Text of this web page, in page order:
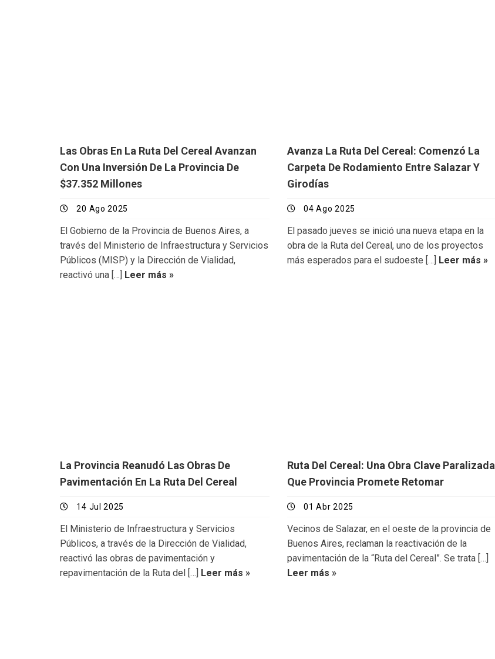
Las Obras En La Ruta Del Cereal Avanzan
Con Una Inversión De La Provincia De
$37.352 Millones
20 Ago 2025
El Gobierno de la Provincia de Buenos Aires, a
través del Ministerio de Infraestructura y Servicios
Públicos (MISP) y la Dirección de Vialidad,
reactivó una […]
Leer más »
Avanza La Ruta Del Cereal: Comenzó La
Carpeta De Rodamiento Entre Salazar Y
Girodías
04 Ago 2025
El pasado jueves se inició una nueva etapa en la
obra de la Ruta del Cereal, uno de los proyectos
más esperados para el sudoeste […]
Leer más »
La Provincia Reanudó Las Obras De
Pavimentación En La Ruta Del Cereal
14 Jul 2025
El Ministerio de Infraestructura y Servicios
Públicos, a través de la Dirección de Vialidad,
reactivó las obras de pavimentación y
repavimentación de la Ruta del […]
Leer más »
Ruta Del Cereal: Una Obra Clave Paralizada
Que Provincia Promete Retomar
01 Abr 2025
Vecinos de Salazar, en el oeste de la provincia de
Buenos Aires, reclaman la reactivación de la
pavimentación de la “Ruta del Cereal”. Se trata […]
Leer más »